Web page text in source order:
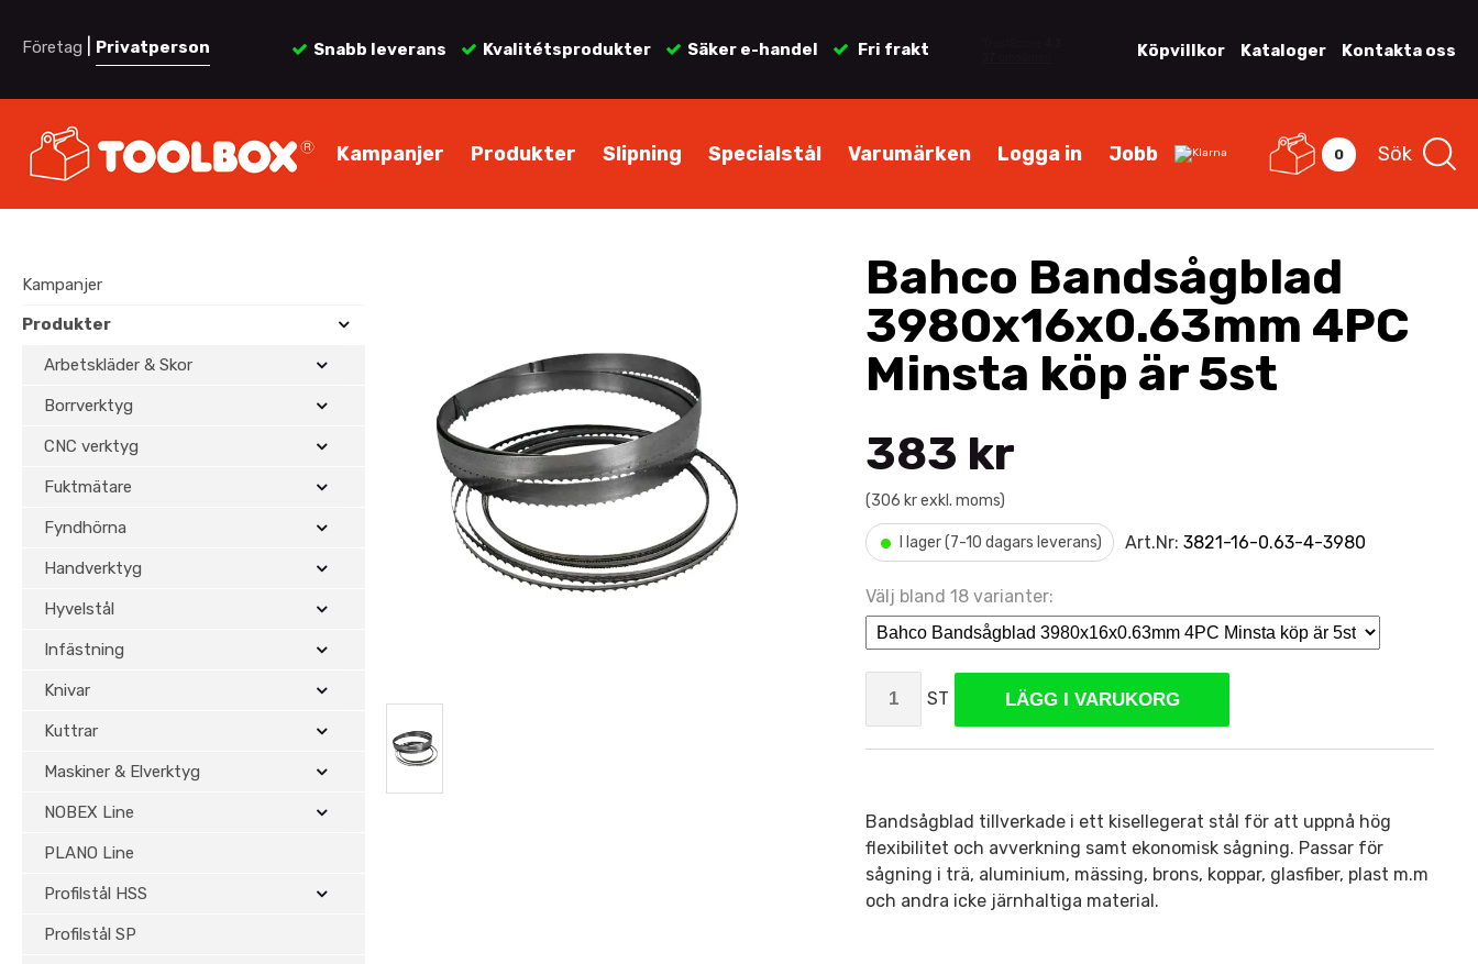
Företag Privatperson Snabb leverans Kvalitétsprodukter Säker e-handel Fri frakt Köpvillkor Kataloger Kontakta oss
Kampanjer Produkter Slipning Specialstål Varumärken Logga in Jobb 0 Sök
Kampanjer
Produkter
Arbetskläder & Skor
Borrverktyg
CNC verktyg
Fuktmätare
Fyndhörna
Handverktyg
Hyvelstål
Infästning
Knivar
Kuttrar
Maskiner & Elverktyg
NOBEX Line
PLANO Line
Profilstål HSS
Profilstål SP
Bahco Bandsågblad
3980x16x0.63mm 4PC
Minsta köp är 5st
383 kr
(306 kr exkl. moms)
• I lager (7-10 dagars leverans) Art.Nr: 3821-16-0.63-4-3980
Välj bland 18 varianter:
ST LÄGG I VARUKORG
Bandsågblad tillverkade i ett kisellegerat stål för att uppnå hög
flexibilitet och avverkning samt ekonomisk sågning. Passar för
sågning i trä, aluminium, mässing, brons, koppar, glasfiber, plast m.m
och andra icke järnhaltiga material.